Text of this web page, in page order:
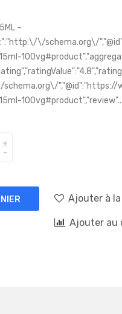
–
\/schema.org\/
","@id":"https://
100vg#product","review"..
Ajouter à
Ajouter au